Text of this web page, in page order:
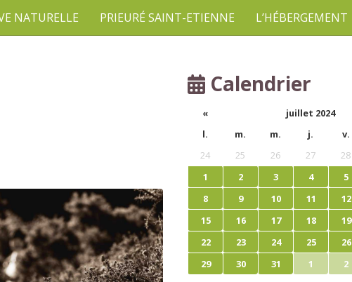
NATURELLE PRIEURÉ SAINT-ETIENNE L’HÉBERGEMENT
Calendrier
« juillet 2024
l.
m. m. j. v.
24
25 26 27 28
1
2 3 4 5
8
9 10 11 12
15
16 17 18 19
22
23 24 25 26
29
30 31 1 2